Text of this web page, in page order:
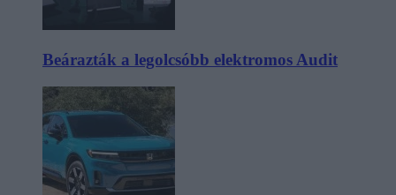
Beárazták a legolcsóbb elektromos Audit